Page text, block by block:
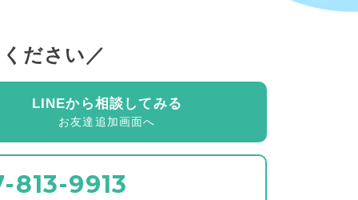
ださい
LINEから相談してみる
お友達追加画面へ
813-9913